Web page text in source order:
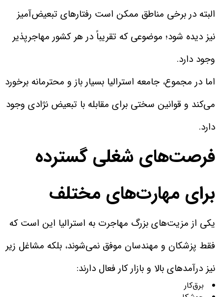
البته در برخی مناطق ممکن است رفتارهای تبعیض‌آمیز
نیز دیده شود؛ موضوعی که تقریباً در هر کشور مهاجرپذیر
وجود دارد.
اما در مجموع، جامعه استرالیا بسیار باز و محترمانه برخورد
می‌کند و قوانین سختی برای مقابله با تبعیض نژادی وجود
دارد.
فرصت‌های شغلی گسترده
برای مهارت‌های مختلف
یکی از مزیت‌های بزرگ مهاجرت به استرالیا این است که
فقط پزشکان و مهندسان موفق نمی‌شوند، بلکه مشاغل زیر
نیز درآمدهای بالا و بازار کار فعال دارند:
برق‌کار